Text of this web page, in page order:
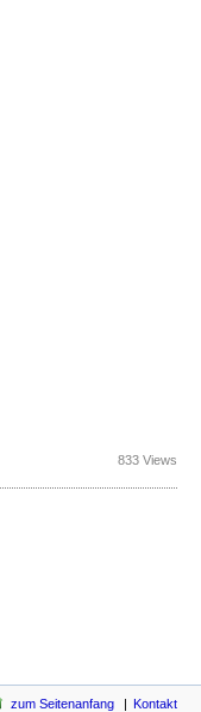
833 Views
zum Seitenanfang Kontakt